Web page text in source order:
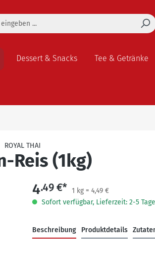
Dessert & Snacks Tee & Getränke
ROYAL THAI
Reis (1kg)
4.49 €* 1 kg = 4,49 €
Sofort verfügbar, Lieferzeit: 2-5 Tage
Beschreibung Produktdetails